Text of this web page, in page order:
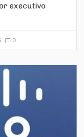
executivo
0